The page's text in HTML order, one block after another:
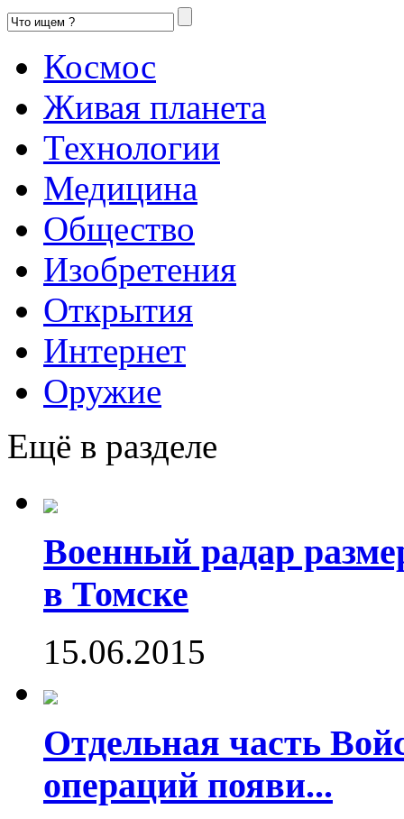
Космос
Живая планета
Технологии
Медицина
Общество
Изобретения
Открытия
Интернет
Оружие
Ещё в разделе
Военный радар
в Томске
15.06.2015
Отдельная часть
операций появи...